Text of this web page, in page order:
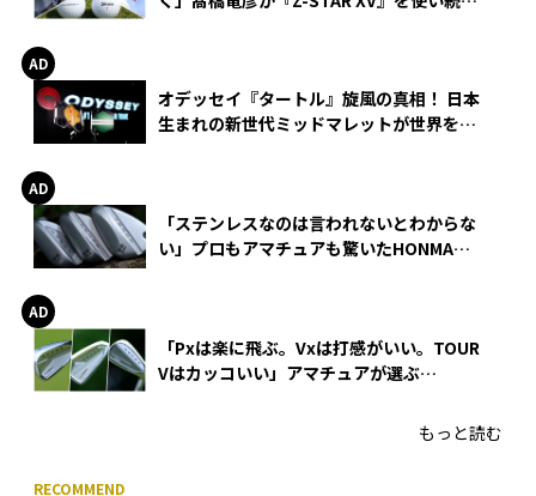
オデッセイ『タートル』旋風の真相！ 日本
生まれの新世代ミッドマレットが世界を席
「ステンレスなのは言われないとわからな
い」プロもアマチュアも驚いたHONMA
「Pxは楽に飛ぶ。Vxは打感がいい。TOUR
Vはカッコいい」アマチュアが選ぶ
もっと読む